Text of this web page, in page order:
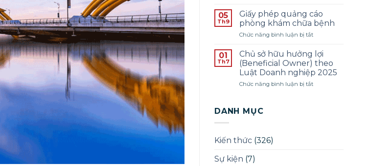
PHÁP
LÝ
ĐỢT
12/2025
báo
tuyển
dụng
pháp
–
Năm
2025
05
Th9
Giấy phép quảng cáo
phòng khám chữa bệnh
Chức năng bình luận bị tắtở
phép
quảng
cáo
phòng
khám
01
Th7
Chủ sở hữu hưởng lợi
(Beneficial Owner) theo
Luật Doanh nghiệp 2025
Chức năng bình luận bị tắtở
DANH MỤC
Kiến thức (326)
Sự kiện (7)